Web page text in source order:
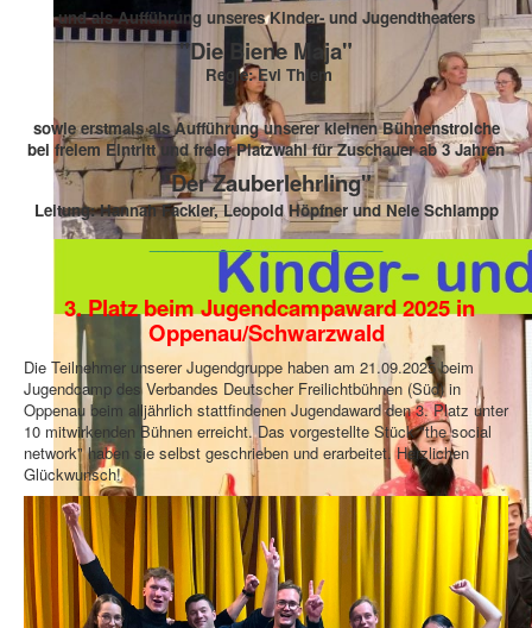
und als Aufführung unseres Kinder- und Jugendtheaters
"Die Biene Maja"
Regie: Evi Thiem
sowie erstmals als Aufführung unserer kleinen Bühnenstrolche
bei freiem Eintritt und freier Platzwahl für Zuschauer ab 3 Jahren
"Der Zauberlehrling"
Leitung: Hannah Fackler, Leopold Höpfner und Nele Schlampp
____________________________
3. Platz beim Jugendcampaward 2025 in
Oppenau/Schwarzwald
Die Teilnehmer unserer Jugendgruppe haben am 21.09.2025 beim
Jugendcamp des Verbandes Deutscher Freilichtbühnen (Süd) in
Oppenau beim alljährlich stattfindenen Jugendaward den 3. Platz unter
10 mitwirkenden Bühnen erreicht. Das vorgestellte Stück "the social
network" haben sie selbst geschrieben und erarbeitet. Herzlichen
Glückwunsch!